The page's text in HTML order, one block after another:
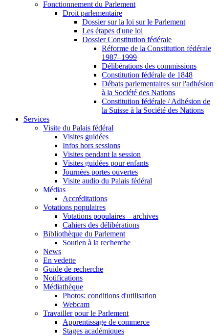
Fonctionnement du Parlement
Droit parlementaire
Dossier sur la loi sur le Parlement
Les étapes d'une loi
Dossier Constitution fédérale
Réforme de la Constitution fédérale
1987–1999
Délibérations des commissions
Constitution fédérale de 1848
Débats parlementaires sur l'adhésion
à la Société des Nations
Constitution fédérale / Adhésion de
la Suisse à la Société des Nations
Services
Visite du Palais fédéral
Visites guidées
Infos hors sessions
Visites pendant la session
Visites guidées pour enfants
Journées portes ouvertes
Visite audio du Palais fédéral
Médias
Accréditations
Votations populaires
Votations populaires – archives
Cahiers des délibérations
Bibliothèque du Parlement
Soutien à la recherche
News
En vedette
Guide de recherche
Notifications
Médiathèque
Photos: conditions d'utilisation
Webcam
Travailler pour le Parlement
Apprentissage de commerce
Stages académiques